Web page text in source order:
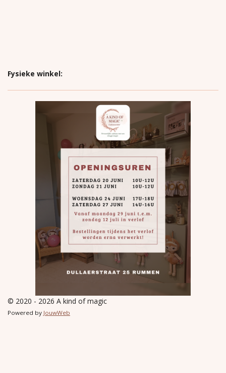
Fysieke winkel:
© 2020 - 2026 A kind of magic
Powered by JouwWeb